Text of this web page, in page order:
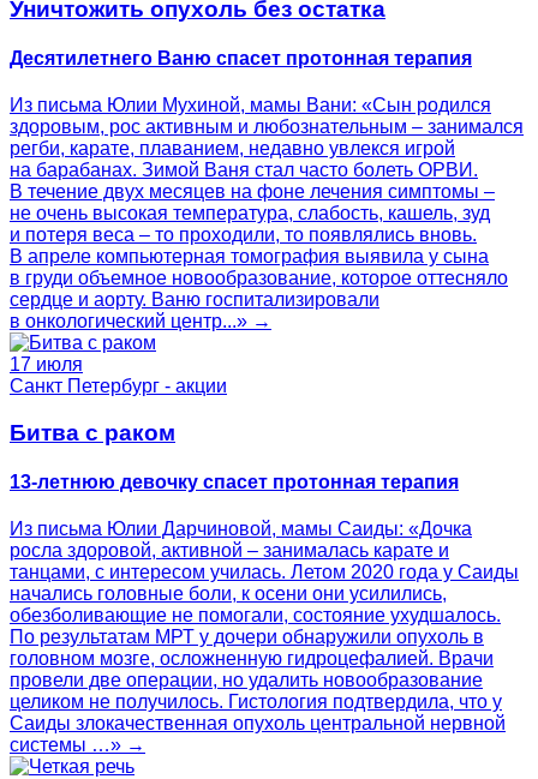
Уничтожить опухоль без остатка
Десятилетнего Ваню спасет протонная терапия
Из письма Юлии Мухиной, мамы Вани: «Сын родился
здоровым, рос активным и любознательным – занимался
регби, карате, плаванием, недавно увлекся игрой
на барабанах. Зимой Ваня стал часто болеть ОРВИ.
В течение двух месяцев на фоне лечения симптомы –
не очень высокая температура, слабость, кашель, зуд
и потеря веса – то проходили, то появлялись вновь.
В апреле компьютерная томография выявила у сына
в груди объемное новообразование, которое оттесняло
сердце и аорту. Ваню госпитализировали
в онкологический центр...» →
17 июля
Санкт Петербург - акции
Битва с раком
13-летнюю девочку спасет протонная терапия
Из письма Юлии Дарчиновой, мамы Саиды: «Дочка
росла здоровой, активной – занималась карате и
танцами, с интересом училась. Летом 2020 года у Саиды
начались головные боли, к осени они усилились,
обезболивающие не помогали, состояние ухудшалось.
По результатам МРТ у дочери обнаружили опухоль в
головном мозге, осложненную гидроцефалией. Врачи
провели две операции, но удалить новообразование
целиком не получилось. Гистология подтвердила, что у
Саиды злокачественная опухоль центральной нервной
системы …» →